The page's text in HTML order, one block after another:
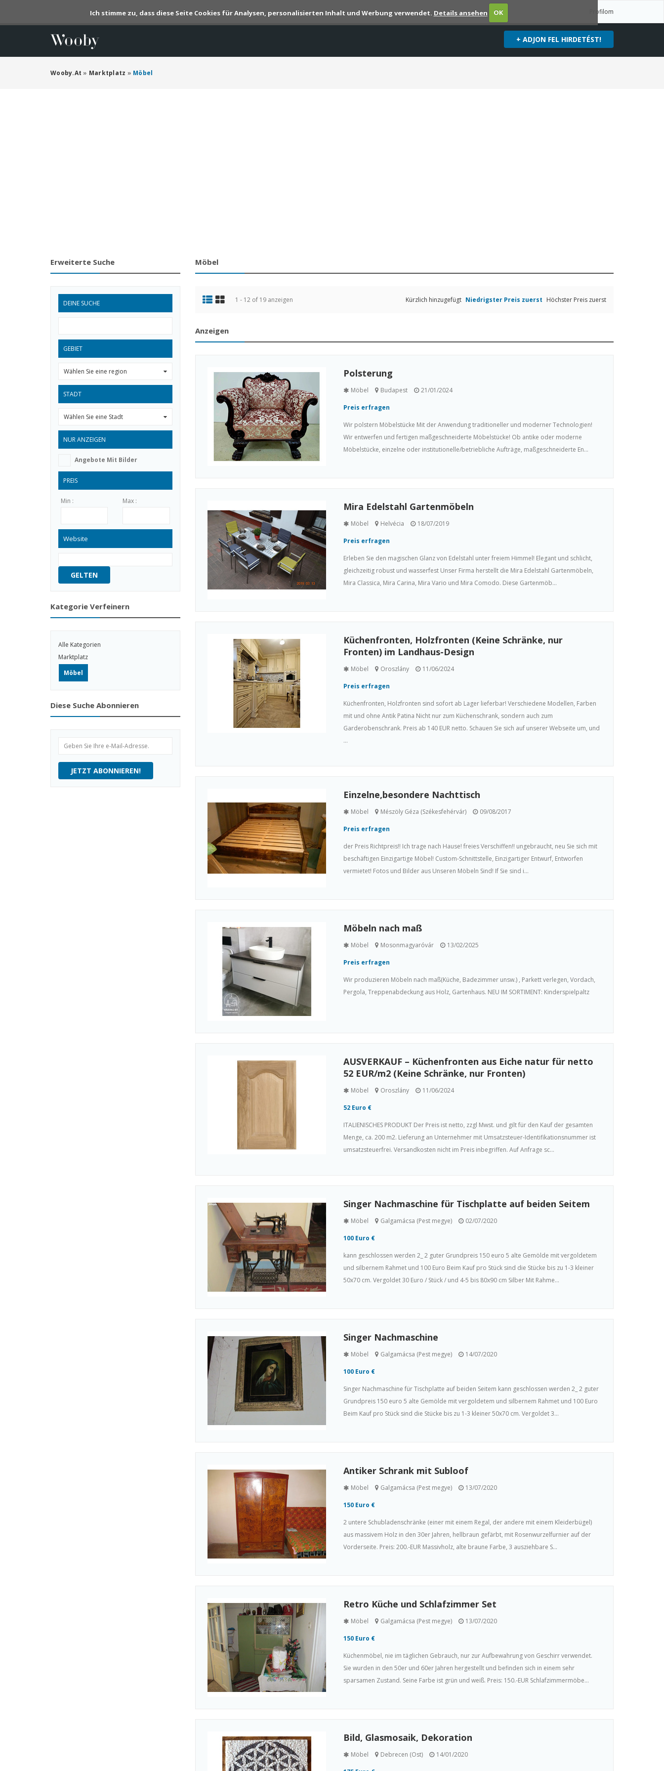
Ich stimme zu, dass diese Seite Cookies für Analysen, personalisierten Inhalt und Werbung verwendet. Details ansehen OK Profilom
+ ADJON FEL HIRDETÉST!
Wooby.at » Marktplatz » Möbel
Erweiterte Suche
DEINE SUCHE
GEBIET
Wählen Sie eine region
STADT
Wählen Sie eine Stadt
NUR ANZEIGEN
Angebote Mit Bilder
PREIS
Min : Max :
Website
GELTEN
Kategorie Verfeinern
Alle Kategorien
Marktplatz
Möbel
Diese Suche Abonnieren
JETZT ABONNIEREN!
Möbel
1 - 12 of 19 anzeigen Kürzlich hinzugefügt Niedrigster Preis zuerst Höchster Preis zuerst
Anzeigen
Polsterung
Möbel Budapest 21/01/2024
Preis erfragen
Wir polstern Möbelstücke Mit der Anwendung traditioneller und moderner Technologien!
Wir entwerfen und fertigen maßgeschneiderte Möbelstücke! Ob antike oder moderne
Möbelstücke, einzelne oder institutionelle/betriebliche Aufträge, maßgeschneiderte En...
Mira Edelstahl Gartenmöbeln
Möbel Helvécia 18/07/2019
Preis erfragen
Erleben Sie den magischen Glanz von Edelstahl unter freiem Himmel! Elegant und schlicht,
gleichzeitig robust und wasserfest Unser Firma herstellt die Mira Edelstahl Gartenmöbeln,
Mira Classica, Mira Carina, Mira Vario und Mira Comodo. Diese Gartenmöb...
Küchenfronten, Holzfronten (Keine Schränke, nur
Fronten) im Landhaus-Design
Möbel Oroszlány 11/06/2024
Preis erfragen
Küchenfronten, Holzfronten sind sofort ab Lager lieferbar! Verschiedene Modellen, Farben
mit und ohne Antik Patina Nicht nur zum Küchenschrank, sondern auch zum
Garderobenschrank. Preis ab 140 EUR netto. Schauen Sie sich auf unserer Webseite um, und
...
Einzelne,besondere Nachttisch
Möbel Mészöly Géza (Székesfehérvár) 09/08/2017
Preis erfragen
der Preis Richtpreis!! Ich trage nach Hause! freies Verschiffen!! ungebraucht, neu Sie sich mit
beschäftigen Einzigartige Möbel! Custom-Schnittstelle, Einzigartiger Entwurf, Entworfen
vermietet! Fotos und Bilder aus Unseren Möbeln Sind! If Sie sind i...
Möbeln nach maß
Möbel Mosonmagyaróvár 13/02/2025
Preis erfragen
Wir produzieren Möbeln nach maß(Küche, Badezimmer unsw.) , Parkett verlegen, Vordach,
Pergola, Treppenabdeckung aus Holz, Gartenhaus. NEU IM SORTIMENT: Kinderspielpaltz
AUSVERKAUF – Küchenfronten aus Eiche natur für netto
52 EUR/m2 (Keine Schränke, nur Fronten)
Möbel Oroszlány 11/06/2024
52 Euro €
ITALIENISCHES PRODUKT Der Preis ist netto, zzgl Mwst. und gilt für den Kauf der gesamten
Menge, ca. 200 m2. Lieferung an Unternehmer mit Umsatzsteuer-Identifikationsnummer ist
umsatzsteuerfrei. Versandkosten nicht im Preis inbegriffen. Auf Anfrage sc...
Singer Nachmaschine für Tischplatte auf beiden Seitem
Möbel Galgamácsa (Pest megye) 02/07/2020
100 Euro €
kann geschlossen werden 2_ 2 guter Grundpreis 150 euro 5 alte Gemölde mit vergoldetem
und silbernem Rahmet und 100 Euro Beim Kauf pro Stück sind die Stücke bis zu 1-3 kleiner
50x70 cm. Vergoldet 30 Euro / Stück / und 4-5 bis 80x90 cm Silber Mit Rahme...
Singer Nachmaschine
Möbel Galgamácsa (Pest megye) 14/07/2020
100 Euro €
Singer Nachmaschine für Tischplatte auf beiden Seitem kann geschlossen werden 2_ 2 guter
Grundpreis 150 euro 5 alte Gemölde mit vergoldetem und silbernem Rahmet und 100 Euro
Beim Kauf pro Stück sind die Stücke bis zu 1-3 kleiner 50x70 cm. Vergoldet 3...
Antiker Schrank mit Subloof
Möbel Galgamácsa (Pest megye) 13/07/2020
150 Euro €
2 untere Schubladenschränke (einer mit einem Regal, der andere mit einem Kleiderbügel)
aus massivem Holz in den 30er Jahren, hellbraun gefärbt, mit Rosenwurzelfurnier auf der
Vorderseite. Preis: 200.-EUR Massivholz, alte braune Farbe, 3 ausziehbare S...
Retro Küche und Schlafzimmer Set
Möbel Galgamácsa (Pest megye) 13/07/2020
150 Euro €
Küchenmöbel, nie im täglichen Gebrauch, nur zur Aufbewahrung von Geschirr verwendet.
Sie wurden in den 50er und 60er Jahren hergestellt und befinden sich in einem sehr
sparsamen Zustand. Seine Farbe ist grün und weiß. Preis: 150.-EUR Schlafzimmermöbe...
Bild, Glasmosaik, Dekoration
Möbel Debrecen (Ost) 14/01/2020